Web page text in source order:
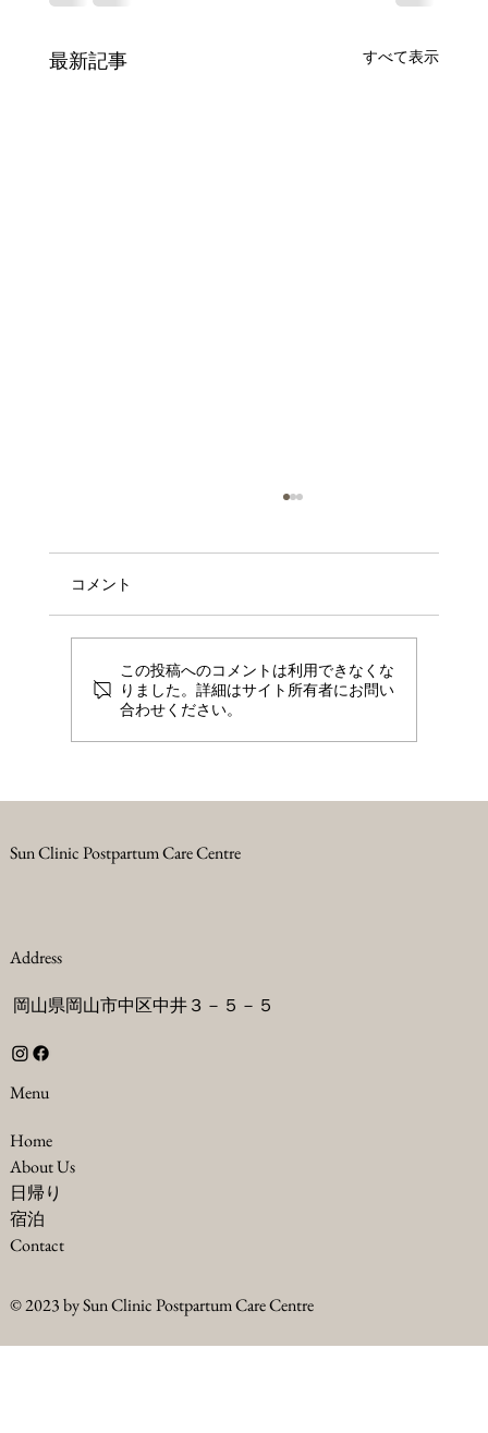
最新記事 すべて表示
産後の尿もれやデリケートゾーンの不調
りフェムケアを本格的に開始します
コメント
この投稿へのコメントは利用できなくな
りました。詳細はサイト所有者にお問い
合わせください。
Sun Clinic Postpartum Care Centre
Address
岡山県岡山市中区中井３－５－５
Menu
Home
About Us
​日帰り
​宿泊
Contact
© 2023 by Sun Clinic Postpartum Care Centre